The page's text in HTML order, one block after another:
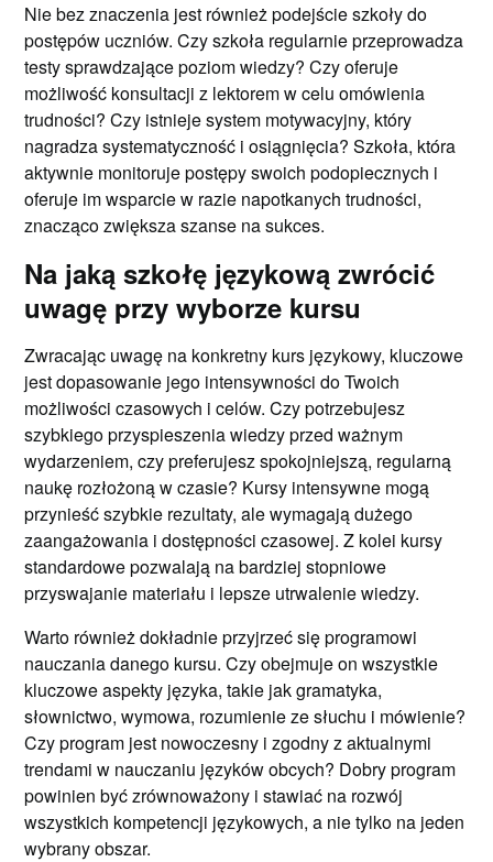
Nie bez znaczenia jest również podejście szkoły do
postępów uczniów. Czy szkoła regularnie przeprowadza
testy sprawdzające poziom wiedzy? Czy oferuje
możliwość konsultacji z lektorem w celu omówienia
trudności? Czy istnieje system motywacyjny, który
nagradza systematyczność i osiągnięcia? Szkoła, która
aktywnie monitoruje postępy swoich podopiecznych i
oferuje im wsparcie w razie napotkanych trudności,
znacząco zwiększa szanse na sukces.
Na jaką szkołę językową zwrócić
uwagę przy wyborze kursu
Zwracając uwagę na konkretny kurs językowy, kluczowe
jest dopasowanie jego intensywności do Twoich
możliwości czasowych i celów. Czy potrzebujesz
szybkiego przyspieszenia wiedzy przed ważnym
wydarzeniem, czy preferujesz spokojniejszą, regularną
naukę rozłożoną w czasie? Kursy intensywne mogą
przynieść szybkie rezultaty, ale wymagają dużego
zaangażowania i dostępności czasowej. Z kolei kursy
standardowe pozwalają na bardziej stopniowe
przyswajanie materiału i lepsze utrwalenie wiedzy.
Warto również dokładnie przyjrzeć się programowi
nauczania danego kursu. Czy obejmuje on wszystkie
kluczowe aspekty języka, takie jak gramatyka,
słownictwo, wymowa, rozumienie ze słuchu i mówienie?
Czy program jest nowoczesny i zgodny z aktualnymi
trendami w nauczaniu języków obcych? Dobry program
powinien być zrównoważony i stawiać na rozwój
wszystkich kompetencji językowych, a nie tylko na jeden
wybrany obszar.